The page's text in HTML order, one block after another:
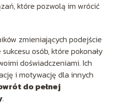
które pozwolą im wrócić
zmieniających podejście
osób, które pokonały
doświadczeniami. Ich
i motywację dla innych
do pełnej
.